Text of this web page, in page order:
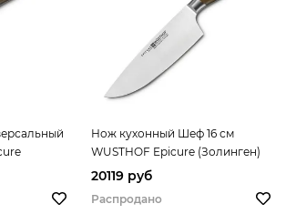
Нож кухонный Шеф 16 см
WUSTHOF Epicure (Золинген)
арт. 3981/16
20119 руб
Распродано